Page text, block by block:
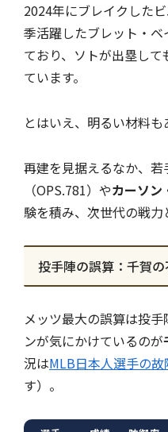
2024年にブレイクした
季活躍したブレット・ベ
ており、ソトが出塁し
ています。
とはいえ、明るい材料も
再建を見据えるなか、若
（OPS.781）やカーソン
験を積み、次世代の戦力
投手陣の誤算：千賀
メッツ最大の誤算は投
ンが気にかけているのが
況はMLB日本人選手の故
す）。